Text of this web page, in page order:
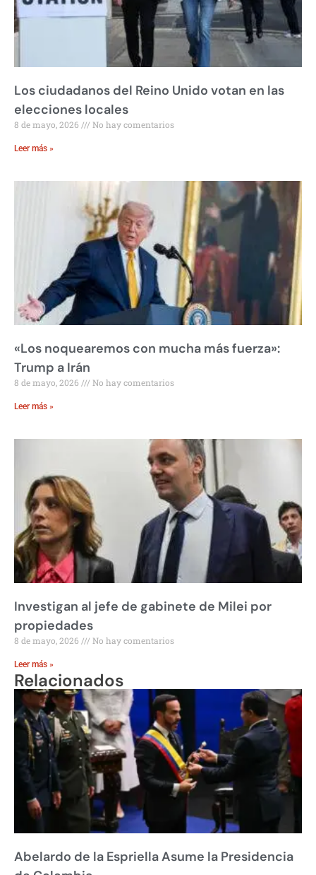
Los ciudadanos del Reino Unido votan en las
elecciones locales
8 de mayo, 2026 No hay comentarios
Leer más »
«Los noquearemos con mucha más fuerza»:
Trump a Irán
8 de mayo, 2026 No hay comentarios
Leer más »
Investigan al jefe de gabinete de Milei por
propiedades
8 de mayo, 2026 No hay comentarios
Leer más »
Relacionados
Abelardo de la Espriella Asume la Presidencia